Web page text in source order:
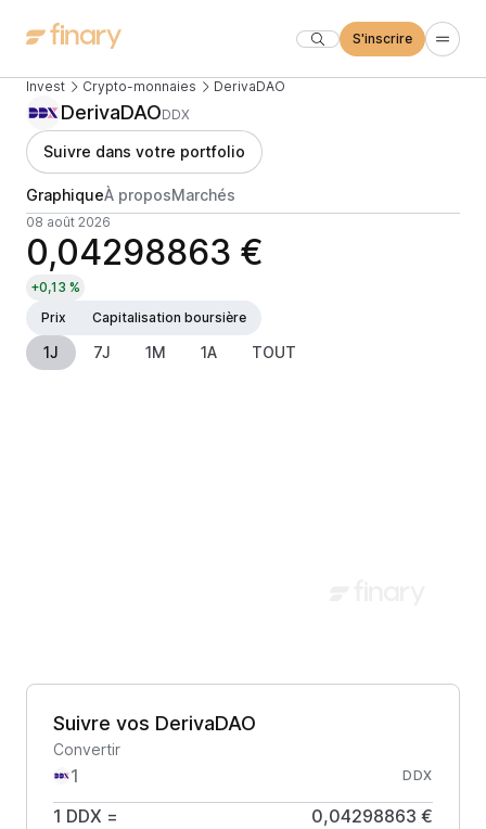
S'inscrire
Invest Crypto-monnaies DerivaDAO
DerivaDAODDX
Suivre dans votre portfolio
GraphiqueÀ proposMarchés
08 août 2026
0,04298863 €
+0,13 %
Prix
Capitalisation boursière
1J 7J 1M 1A TOUT
Suivre vos DerivaDAO
Convertir
DDX
1 DDX = 0,04298863 €